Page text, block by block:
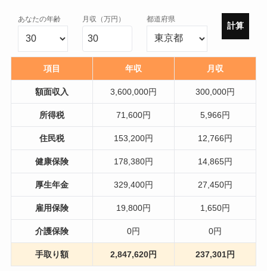
あなたの年齢 月収（万円） 都道府県
計算
項目 年収 月収
額面収入 3,600,000円 300,000円
所得税 71,600円 5,966円
住民税 153,200円 12,766円
健康保険 178,380円 14,865円
厚生年金 329,400円 27,450円
雇用保険 19,800円 1,650円
介護保険 0円 0円
手取り額 2,847,620円 237,301円